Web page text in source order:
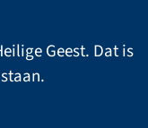
Geest. Dat is